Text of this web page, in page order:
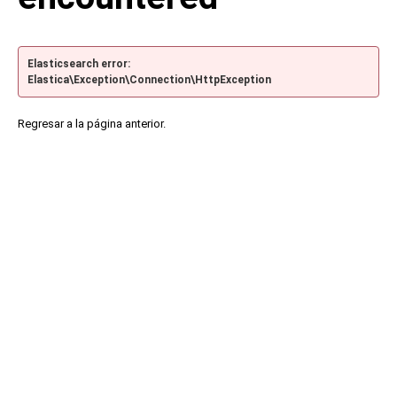
Elasticsearch error:
Elastica\Exception\Connection\HttpException
Regresar a la página anterior.